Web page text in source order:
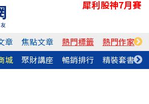
犀利股神7月賽
章 焦點文章 熱門標籤 熱門作家
城 聚財講座 暢銷排行 精裝套書